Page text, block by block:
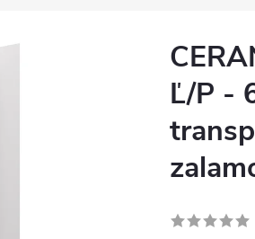
Ľ/P -